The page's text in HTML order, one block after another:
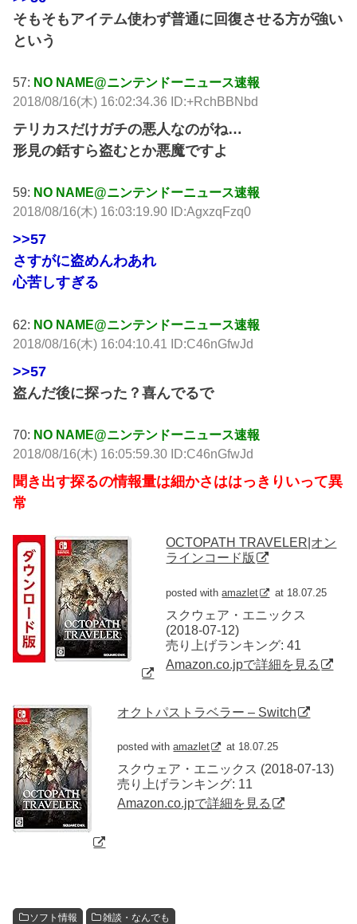
そもそもアイテム使わず普通に回復させる方が強い
という
57: NO NAME@ニンテンドーニュース速報
2018/08/16(木) 16:02:34.36 ID:+RchBBNbd
テリカスだけガチの悪人なのがね…
形見の銛すら盗むとか悪魔ですよ
59: NO NAME@ニンテンドーニュース速報
2018/08/16(木) 16:03:19.90 ID:AgxzqFzq0
>>57
さすがに盗めんわあれ
心苦しすぎる
62: NO NAME@ニンテンドーニュース速報
2018/08/16(木) 16:04:10.41 ID:C46nGfwJd
>>57
盗んだ後に探った？喜んでるで
70: NO NAME@ニンテンドーニュース速報
2018/08/16(木) 16:05:59.30 ID:C46nGfwJd
聞き出す探るの情報量は細かさははっきりいって異
常
OCTOPATH TRAVELER|オン
ラインコード版
posted withamazlet at 18.07.25
スクウェア・エニックス
(2018-07-12)
売り上げランキング: 41
Amazon.co.jpで詳細を見る
オクトパストラベラー – Switch
posted withamazlet at 18.07.25
スクウェア・エニックス (2018-07-13)
売り上げランキング: 11
Amazon.co.jpで詳細を見る
ソフト情報 雑談・なんでも